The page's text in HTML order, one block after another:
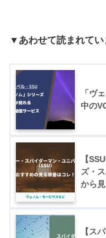
▼あわせて読まれてい
「ヴ
中の
【
ズ・
から
【ス